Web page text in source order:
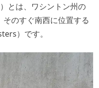
とは、ワシントン州の
のすぐ南西に位置する
）です。